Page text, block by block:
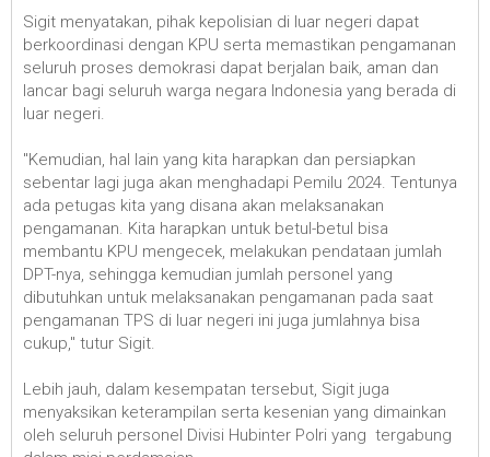
Sigit menyatakan, pihak kepolisian di luar negeri dapat
berkoordinasi dengan KPU serta memastikan pengamanan
seluruh proses demokrasi dapat berjalan baik, aman dan
lancar bagi seluruh warga negara Indonesia yang berada di
luar negeri.
"Kemudian, hal lain yang kita harapkan dan persiapkan
sebentar lagi juga akan menghadapi Pemilu 2024. Tentunya
ada petugas kita yang disana akan melaksanakan
pengamanan. Kita harapkan untuk betul-betul bisa
membantu KPU mengecek, melakukan pendataan jumlah
DPT-nya, sehingga kemudian jumlah personel yang
dibutuhkan untuk melaksanakan pengamanan pada saat
pengamanan TPS di luar negeri ini juga jumlahnya bisa
cukup," tutur Sigit.
Lebih jauh, dalam kesempatan tersebut, Sigit juga
menyaksikan keterampilan serta kesenian yang dimainkan
oleh seluruh personel Divisi Hubinter Polri yang tergabung